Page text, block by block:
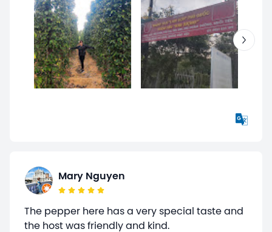
Mary Nguyen
The pepper here has a very special taste and
the host was friendly and kind.